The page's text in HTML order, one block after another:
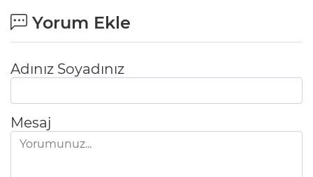
Yorum Ekle
Adınız Soyadınız
Mesaj